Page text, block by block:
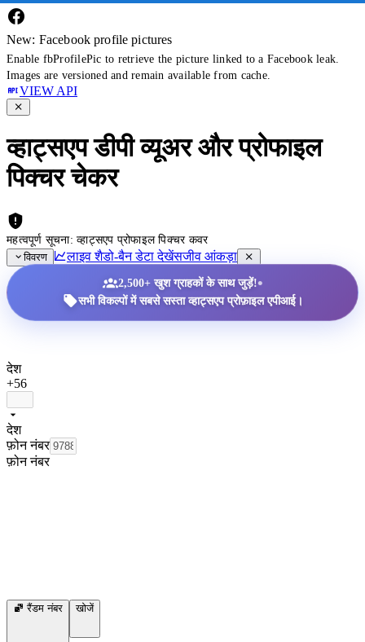
New: Facebook profile pictures
Enable fbProfilePic to retrieve the picture linked to a Facebook leak.
Images are versioned and remain available from cache.
VIEW API
व्हाट्सएप डीपी व्यूअर और प्रोफाइल
पिक्चर चेकर
महत्वपूर्ण सूचना: व्हाट्सएप प्रोफाइल पिक्चर कवर
विवरण
लाइव शैडो-बैन डेटा देखेंसजीव आंकड़ा
2,500+ खुश ग्राहकों के साथ जुड़ें!•
सभी विकल्पों में सबसे सस्ता व्हाट्सएप प्रोफ़ाइल एपीआई।
देश
+56
देश
फ़ोन नंबर
फ़ोन नंबर
रैंडम नंबर खोजें